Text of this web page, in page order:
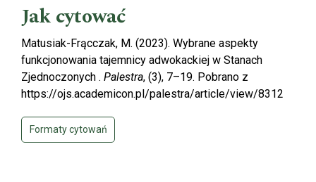
Jak cytować
Matusiak-Frącczak, M. (2023). Wybrane aspekty
funkcjonowania tajemnicy adwokackiej w Stanach
Zjednoczonych . Palestra, (3), 7–19. Pobrano z
https://ojs.academicon.pl/palestra/article/view/8312
Formaty cytowań